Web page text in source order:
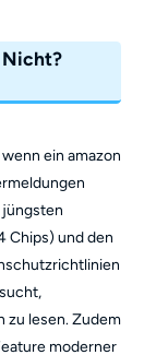
Nicht?
ein amazon
jüngsten
Chips) und den
zu lesen. Zudem
moderner